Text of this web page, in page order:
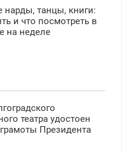
нарды, танцы, книги:
и что посмотреть в
на неделе
театра удостоен
Президента